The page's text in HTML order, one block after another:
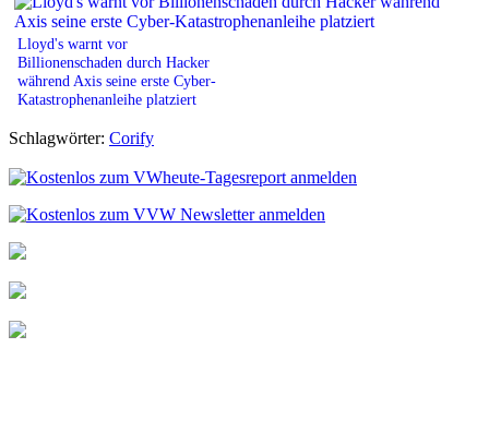
Lloyd's warnt vor
Billionenschaden durch Hacker
während Axis seine erste Cyber-
Katastrophenanleihe platziert
Schlagwörter: Corify